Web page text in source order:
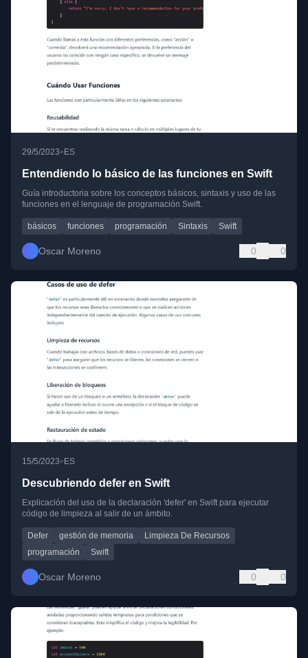
29/5/2023•ES
Entendiendo lo básico de las funciones en Swift
Guía introductoria sobre los conceptos básicos, sintaxis y uso de las
funciones en el lenguaje de programación Swift.
básicos funciones programación Sintaxis Swift
Oscar Moreno 0 0
15/5/2023•ES
Descubriendo defer en Swift
Explicación del uso de la declaración 'defer' en Swift para ejecutar
código de limpieza al salir de un ámbito.
Defer gestión de memoria
Limpieza De Recursos
programación
Swift
Oscar Moreno 0 0